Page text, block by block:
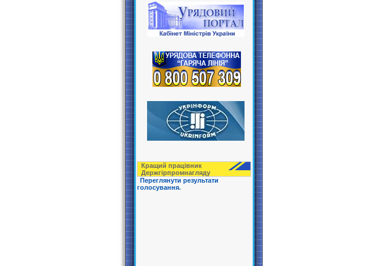
Кращий працівник
Держгірпрoмнагляду
Переглянути результати
голосування.